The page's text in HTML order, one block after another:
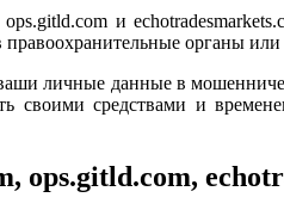
и
органы
личные данные в
своими средствами и
ops.gitld.com,